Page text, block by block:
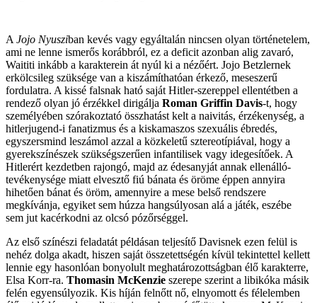
A Jojo Nyusziban kevés vagy egyáltalán nincsen olyan történetelem,
ami ne lenne ismerős korábbról, ez a deficit azonban alig zavaró,
Waititi inkább a karakterein át nyúl ki a nézőért. Jojo Betzlernek
erkölcsileg szüksége van a kiszámíthatóan érkező, meseszerű
fordulatra. A kissé falsnak ható saját Hitler-szereppel ellentétben a
rendező olyan jó érzékkel dirigálja Roman Griffin Davis-t, hogy
személyében szórakoztató összhatást kelt a naivitás, érzékenység, a
hitlerjugend-i fanatizmus és a kiskamaszos szexuális ébredés,
egyszersmind leszámol azzal a közkeletű sztereotípiával, hogy a
gyerekszínészek szükségszerűen infantilisek vagy idegesítőek. A
Hitlerért kezdetben rajongó, majd az édesanyját annak ellenálló-
tevékenysége miatt elvesztő fiú bánata és öröme éppen annyira
hihetően bánat és öröm, amennyire a mese belső rendszere
megkívánja, egyiket sem húzza hangsúlyosan alá a játék, eszébe
sem jut kacérkodni az olcsó pózőrséggel.
Az első színészi feladatát példásan teljesítő Davisnek ezen felül is
nehéz dolga akadt, hiszen saját összetettségén kívül tekintettel kellett
lennie egy hasonlóan bonyolult meghatározottságban élő karakterre,
Elsa Korr-ra. Thomasin McKenzie szerepe szerint a libikóka másik
felén egyensúlyozik. Kis híján felnőtt nő, elnyomott és félelemben